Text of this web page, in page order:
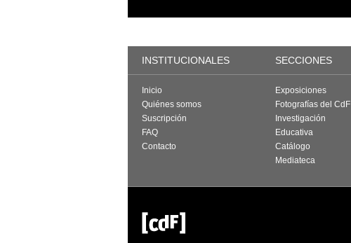
INSTITUCIONALES SECCIONES
Inicio
Quiénes somos
Suscripción
FAQ
Contacto
Exposiciones
Fotografías del CdF
Investigación
Educativa
Catálogo
Mediateca